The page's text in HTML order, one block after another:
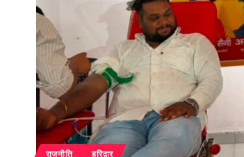
राजनीति हरिद्वार